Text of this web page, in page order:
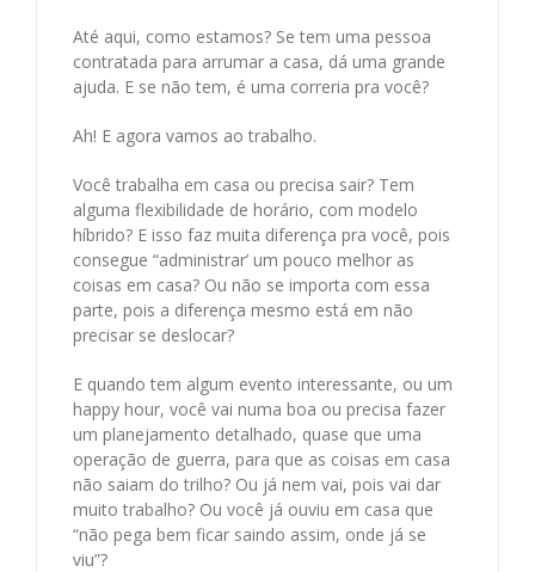
Até aqui, como estamos? Se tem uma pessoa
contratada para arrumar a casa, dá uma grande
ajuda. E se não tem, é uma correria pra você?
Ah! E agora vamos ao trabalho.
Você trabalha em casa ou precisa sair? Tem
alguma flexibilidade de horário, com modelo
híbrido? E isso faz muita diferença pra você, pois
consegue “administrar’ um pouco melhor as
coisas em casa? Ou não se importa com essa
parte, pois a diferença mesmo está em não
precisar se deslocar?
E quando tem algum evento interessante, ou um
happy hour, você vai numa boa ou precisa fazer
um planejamento detalhado, quase que uma
operação de guerra, para que as coisas em casa
não saiam do trilho? Ou já nem vai, pois vai dar
muito trabalho? Ou você já ouviu em casa que
“não pega bem ficar saindo assim, onde já se
viu”?